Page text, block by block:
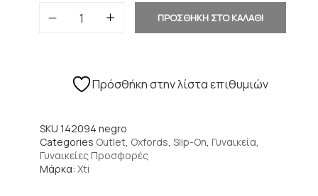
ΠΡΟΣΘΗΚΗ ΣΤΟ ΚΑΛΑΘΙ
Πρόσθήκη στην λίστα επιθυμιών
SKU 142094 negro
Categories Outlet Oxfords Slip-On Γυναικεία
Γυναικείες Προσφορές
Μάρκα: Xti